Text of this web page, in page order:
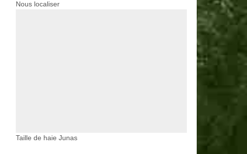
Nous localiser
Taille de haie Junas